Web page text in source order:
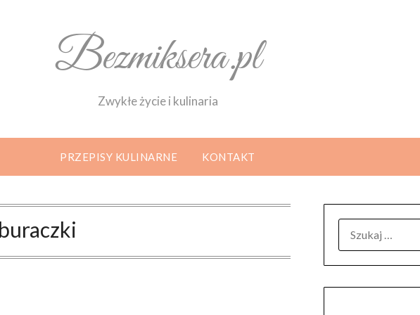
Bezmiksera.pl
Zwykłe życie i kulinaria
PRZEPISY KULINARNE KONTAKT
buraczki